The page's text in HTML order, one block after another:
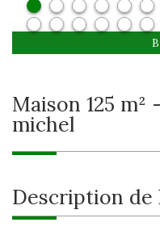
maison 125 m² - 6 pièces - saint-
michel
description